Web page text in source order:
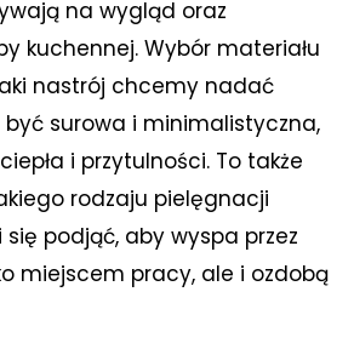
na wygląd oraz
kuchennej. Wybór materiału
nastrój chcemy nadać
surowa i minimalistyczna,
i przytulności. To także
rodzaju pielęgnacji
podjąć, aby wyspa przez
miejscem pracy, ale i ozdobą